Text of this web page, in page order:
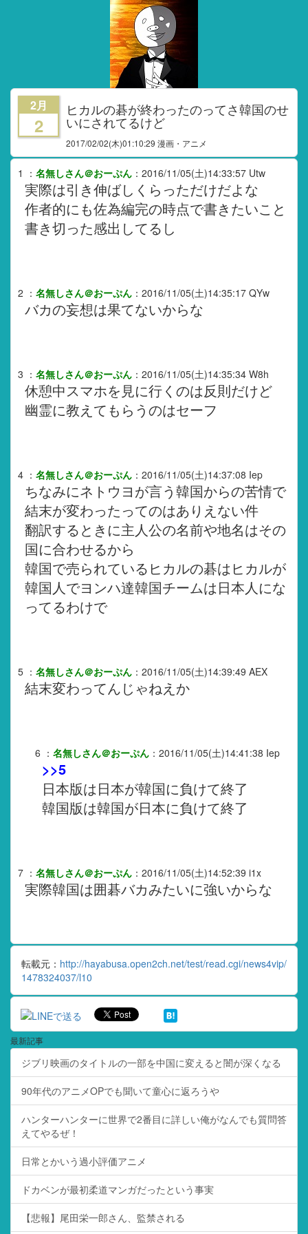
2月
2
ヒカルの碁が終わったのってさ韓国のせ
いにされてるけど
2017/02/02(木)01:10:29 漫画・アニメ
1 ： 名無しさん＠おーぷん ： 2016/11/05(土)14:33:57 Utw
実際は引き伸ばしくらっただけだよな
作者的にも佐為編完の時点で書きたいこと
書き切った感出してるし
2 ： 名無しさん＠おーぷん ： 2016/11/05(土)14:35:17 QYw
バカの妄想は果てないからな
3 ： 名無しさん＠おーぷん ： 2016/11/05(土)14:35:34 W8h
休憩中スマホを見に行くのは反則だけど
幽霊に教えてもらうのはセーフ
4 ： 名無しさん＠おーぷん ： 2016/11/05(土)14:37:08 Iep
ちなみにネトウヨが言う韓国からの苦情で
結末が変わったってのはありえない件
翻訳するときに主人公の名前や地名はその
国に合わせるから
韓国で売られているヒカルの碁はヒカルが
韓国人でヨンハ達韓国チームは日本人にな
ってるわけで
5 ： 名無しさん＠おーぷん ： 2016/11/05(土)14:39:49 AEX
結末変わってんじゃねえか
6 ： 名無しさん＠おーぷん ： 2016/11/05(土)14:41:38 Iep
>>5
日本版は日本が韓国に負けて終了
韓国版は韓国が日本に負けて終了
7 ： 名無しさん＠おーぷん ： 2016/11/05(土)14:52:39 i1x
実際韓国は囲碁バカみたいに強いからな
転載元： http://hayabusa.open2ch.net/test/read.cgi/news4vip/
1478324037/l10
最新記事
ジブリ映画のタイトルの一部を中国に変えると闇が深くなる
90年代のアニメOPでも聞いて童心に返ろうや
ハンターハンターに世界で2番目に詳しい俺がなんでも質問答
えてやるぜ！
日常とかいう過小評価アニメ
ドカベンが最初柔道マンガだったという事実
【悲報】尾田栄一郎さん、監禁される